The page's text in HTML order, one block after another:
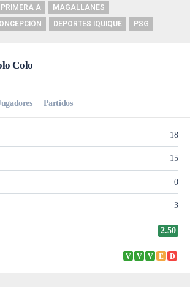
PRIMERA A
MAGALLANES
DEPORTES IQUIQUE PSG